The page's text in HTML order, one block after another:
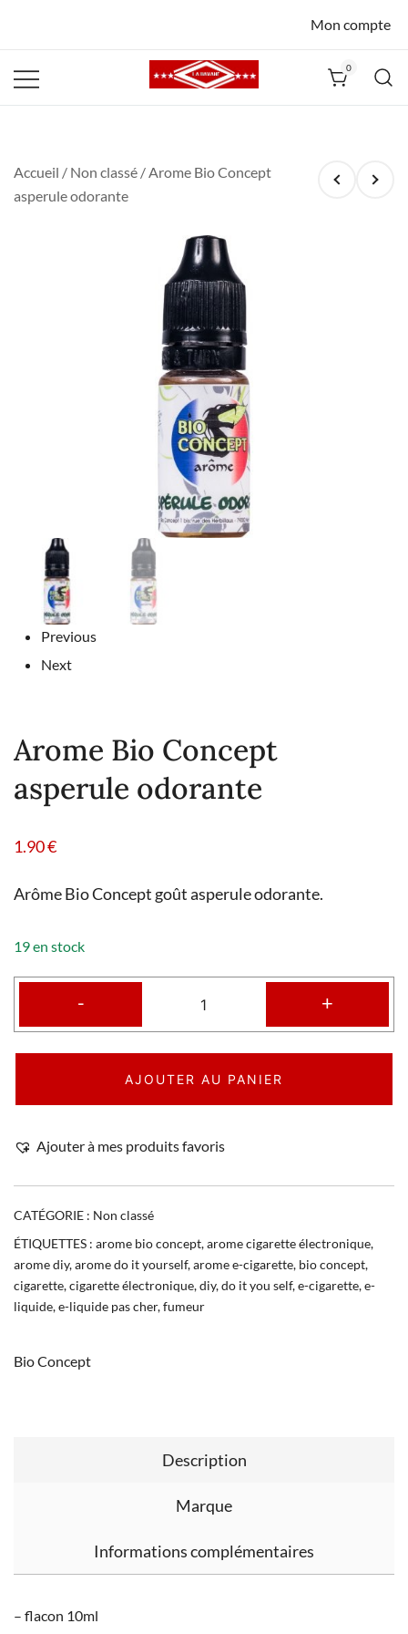
Mon compte
0
Accueil / Non classé / Arome Bio Concept
asperule odorante
Previous
Next
Arome Bio Concept
asperule odorante
1.90€
Arôme Bio Concept goût asperule odorante.
19 en stock
- +
AJOUTER AU PANIER
Ajouter à mes produits favoris
CATÉGORIE : Non classé
ÉTIQUETTES : arome bio concept,arome cigarette électronique,
arome diy,arome do it yourself,arome e-cigarette, bio concept,
cigarette,cigarette électronique,diy,do it you self,e-cigarette,e-
liquide,e-liquide pas cher,fumeur
Bio Concept
Description
Marque
Informations complémentaires
– flacon 10ml